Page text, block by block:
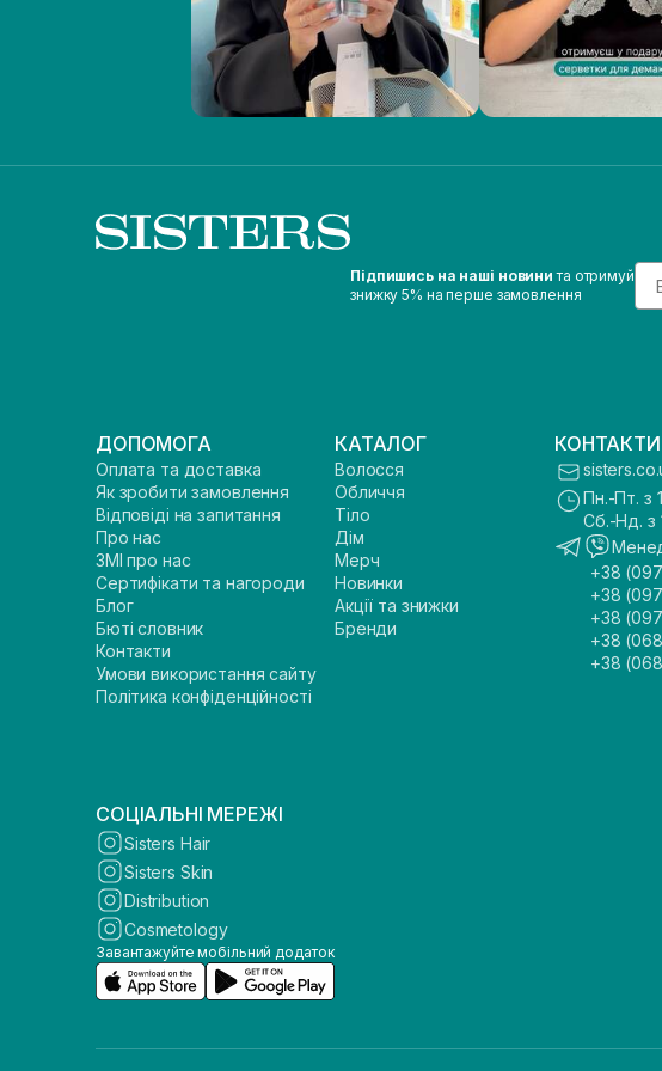
Підпишись на наші новини та отримуй
знижку 5% на перше замовлення
ДОПОМОГА
Оплата та доставка
Як зробити замовлення
Відповіді на запитання
Про нас
ЗМІ про нас
Сертифікати та нагороди
Блог
Бюті словник
Контакти
Умови використання сайту
Політика конфіденційності
КАТАЛОГ
Волосся
Обличчя
Тіло
Дім
Мерч
Новинки
Акції та знижки
Бренди
КОНТАКТИ
Пн.-Пт. з
Сб.-Нд. з
+38
+38
+38
+38
+38
СОЦІАЛЬНІ МЕРЕЖІ
Sisters Hair
Sisters Skin
Distribution
Cosmetology
Завантажуйте мобільний додаток